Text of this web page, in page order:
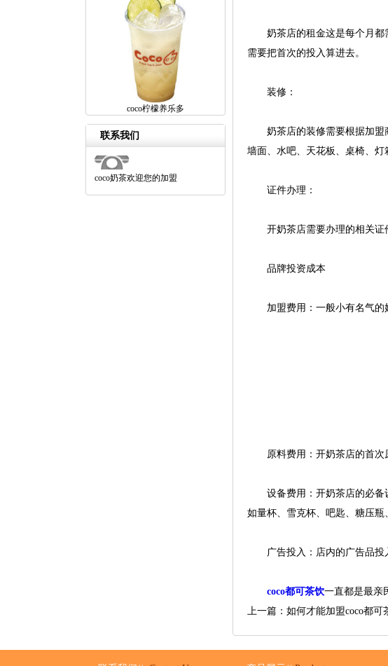
coco柠檬养乐多
联系我们
coco奶茶欢迎您的加盟
奶茶店的租金这是每个月都需
需要把首次的投入算进去。
装修：
奶茶店的装修需要根据加盟商
墙面、水吧、天花板、桌椅、灯
证件办理：
开奶茶店需要办理的相关证件
品牌投资成本
加盟费用：一般小有名气的奶
原料费用：开奶茶店的首次原
设备费用：开奶茶店的必备设
如量杯、雪克杯、吧匙、糖压瓶
广告投入：店内的广告品投入
coco都可茶饮一直都是最亲
上一篇：如何才能加盟coco都可